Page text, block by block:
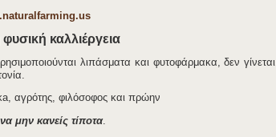
φυσική καλλιέργεια
λιπάσματα και φυτοφάρμακα, δεν γίνεται
αγρότης, φιλόσοφος και πρώην
μην κανείς τίποτα.